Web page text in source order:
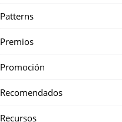
Patterns
Premios
Promoción
Recomendados
Recursos